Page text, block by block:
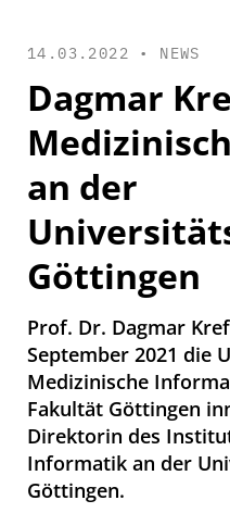
14.03.2022 • NEWS
Dagmar
an der
Göttingen
Prof. Dr. Dagmar
September 2021 die
Medizinische
Fakultät Göttingen
Direktorin des
Informatik an der
Göttingen.